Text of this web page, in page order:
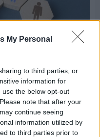
My Personal
to third parties, or
information for
the below opt-out
note that after your
continue seeing
information utilized by
to third parties prior to
στο